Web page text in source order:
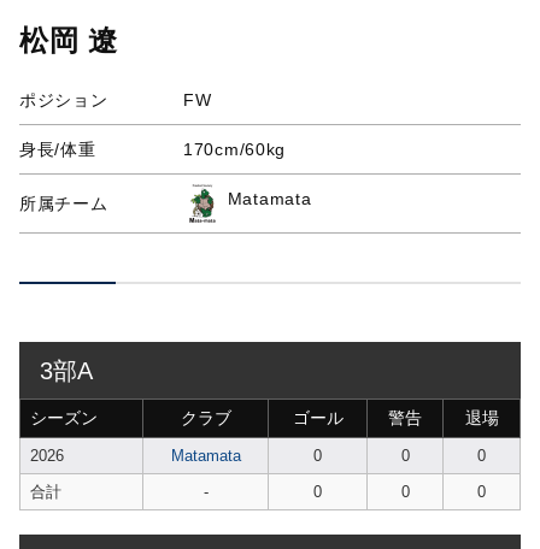
松岡 遼
ポジション FW
身長/体重 170cm/60kg
所属チーム Matamata
3部A
シーズン クラブ ゴール 警告 退場
2026 Matamata 0 0
0
合計
- 0 0 0